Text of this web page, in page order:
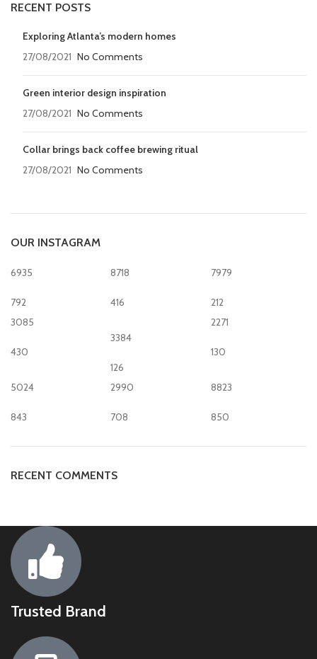
RECENT POSTS
Exploring Atlanta’s modern homes
27/08/2021 No Comments
Green interior design inspiration
27/08/2021 No Comments
Collar brings back coffee brewing ritual
27/08/2021 No Comments
OUR INSTAGRAM
6935
792
8718
416
7979
212
3085
430
3384
126
2271
130
5024
843
2990
708
8823
850
RECENT COMMENTS
Trusted Brand